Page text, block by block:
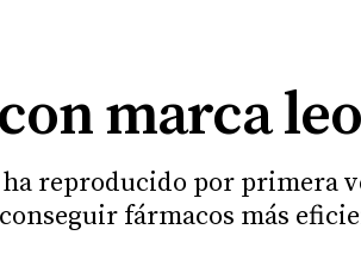
marca
reproducido por primera
fármacos más